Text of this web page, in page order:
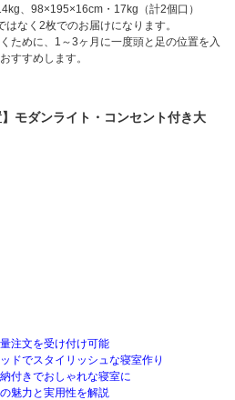
、98×195×16cm・17kg（計2個口）
なく2枚でのお届けになります。
ために、1～3ヶ月に一度頭と足の位置を入
すすめします。
モダンライト・コンセント付き大
注文を受け付け可能
ドでスタイリッシュな寝室作り
付きでおしゃれな寝室に
魅力と実用性を解説